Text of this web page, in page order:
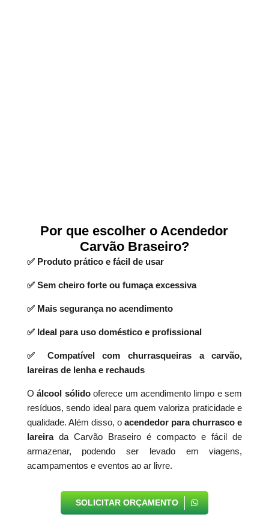
Por que escolher o Acendedor
Carvão Braseiro?
✅ Produto prático e fácil de usar
✅ Sem cheiro forte ou fumaça excessiva
✅ Mais segurança no acendimento
✅ Ideal para uso doméstico e profissional
✅ Compatível com churrasqueiras a carvão,
lareiras de lenha e rechauds
Oálcool sólidooferece um acendimento limpo e sem
resíduos, sendo ideal para quem valoriza praticidade e
qualidade. Além disso, oacendedor para churrasco e
lareirada Carvão Braseiro é compacto e fácil de
armazenar, podendo ser levado em viagens,
acampamentos e eventos ao ar livre.
SOLICITAR ORÇAMENTO